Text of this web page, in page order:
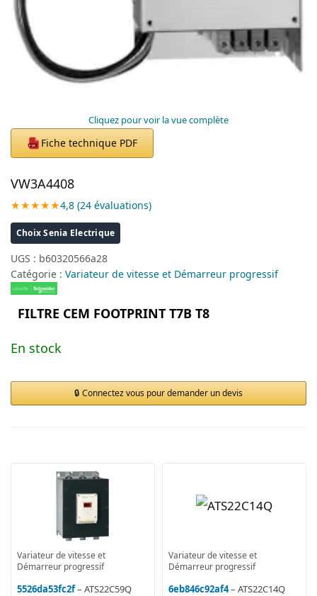
Cliquez pour voir la vue complète
PDF Fiche technique PDF
VW3A4408
★★★★★4,8 (24 évaluations)
Choix Senia Electrique
UGS : b60320566a28
Catégorie : Variateur de vitesse et Démarreur progressif
FILTRE CEM FOOTPRINT T7B T8
En stock
Connectez vous pour demander un devis
Variateur de vitesse et
Démarreur progressif
5526da53fc2f– ATS22C59Q
Variateur de vitesse et
Démarreur progressif
6eb846c92af4– ATS22C14Q